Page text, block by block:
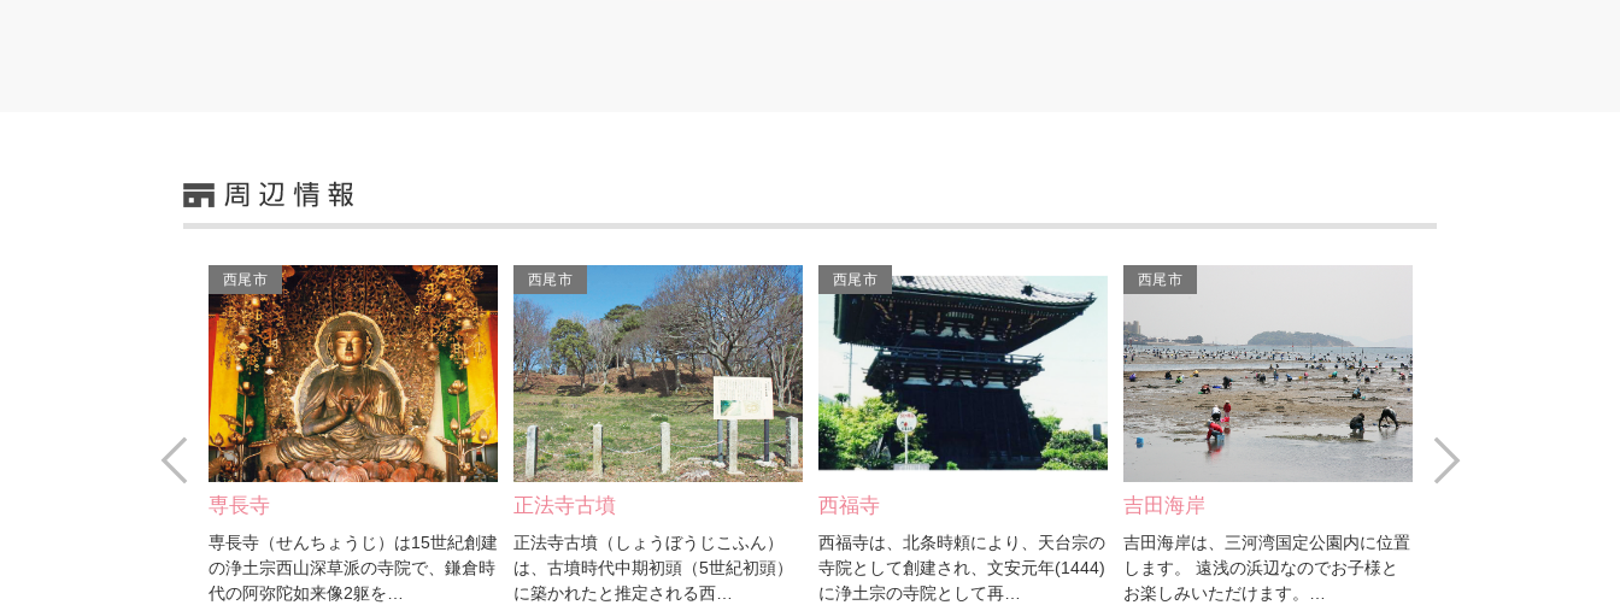
幡頭神社
吉良温泉
三河湾リゾートリンクス
宮崎海水浴場（吉良ワイ
キキビーチ）
西尾市
専長寺
専長寺（せんちょうじ）は15世紀創建
の浄土宗西山深草派の寺院で、鎌倉時
代の阿弥陀如来像2躯を…
西尾市
正法寺古墳
正法寺古墳（しょうぼうじこふん）
は、古墳時代中期初頭（5世紀初頭）
に築かれたと推定される西…
西尾市
西福寺
西福寺は、北条時頼により、天台宗の
寺院として創建され、文安元年(1444)
に浄土宗の寺院として再…
西尾市
吉田海岸
吉田海岸は、三河湾国定公園内に位置
します。 遠浅の浜辺なのでお子様と
お楽しみいただけます。…
Prev